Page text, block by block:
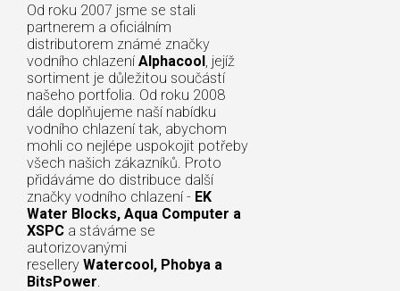
Od roku 2007 jsme se stali
partnerem a oficiálním
distributorem známé značky
vodního chlazení Alphacool, jejíž
sortiment je důležitou součástí
našeho portfolia. Od roku 2008
dále doplňujeme naší nabídku
vodního chlazení tak, abychom
mohli co nejlépe uspokojit potřeby
všech našich zákazníků. Proto
přidáváme do distribuce další
značky vodního chlazení - EK
Water Blocks, Aqua Computer a
XSPC a stáváme se
autorizovanými
resellery Watercool, Phobya a
BitsPower.